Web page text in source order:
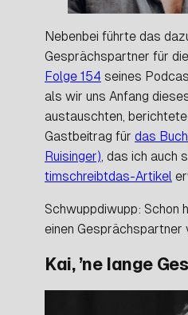
Nebenbei führte das
Gesprächspartner für die
Folge 154 seines
als wir uns Anfang
austauschten,
Gastbeitrag für das
Ruisinger), das ich auch
timschreibtdas-Artikel
Schwuppdiwupp: Schon
einen Gesprächspartner
Kai, ’ne lange